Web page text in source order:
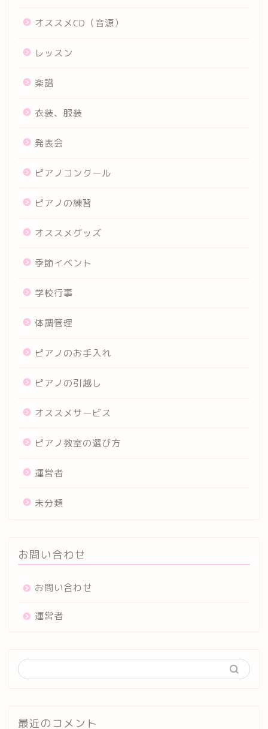
オススメCD（音源）
レッスン
楽譜
衣装、服装
発表会
ピアノコンクール
ピアノの練習
オススメグッズ
季節イベント
学校行事
体調管理
ピアノのお手入れ
ピアノの引越し
オススメサービス
ピアノ教室の選び方
運営者
未分類
お問い合わせ
お問い合わせ
運営者
最近のコメント